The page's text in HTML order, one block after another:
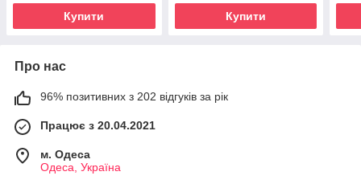
Купити Купити
Про нас
96% позитивних з 202 відгуків за рік
Працює з 20.04.2021
м. Одеса
Одеса, Україна